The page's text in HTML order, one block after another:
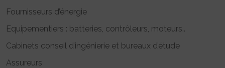
Fournisseurs d’énergie
Equipementiers : batteries, contrôleurs, moteurs..
Cabinets conseil d’ingénierie et bureaux d’étude
Assureurs